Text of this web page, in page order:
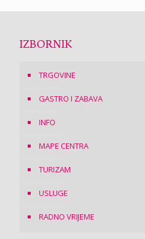
IZBORNIK
TRGOVINE
GASTRO I ZABAVA
INFO
MAPE CENTRA
TURIZAM
USLUGE
RADNO VRIJEME